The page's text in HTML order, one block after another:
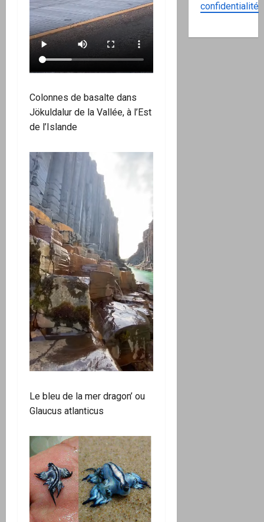
Colonnes de basalte dans
Jökuldalur de la Vallée, à l’Est
de l’Islande
Le bleu de la mer dragon’ ou
Glaucus atlanticus
confidentialité